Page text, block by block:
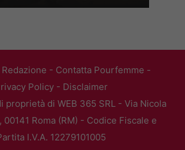
Redazione - Contatta Pourfemme -
Policy- Disclaimer
proprietà di WEB 365 SRL - Via Nicola
00141 Roma (RM) - Codice Fiscale e
I.V.A. 12279101005